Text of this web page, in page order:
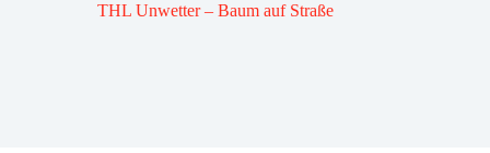
THL Unwet­ter – Baum auf Stra­ße